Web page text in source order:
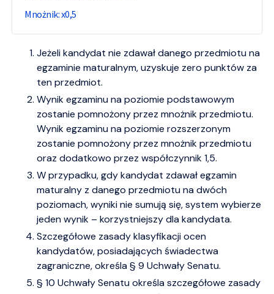
0,5
Jeżeli kandydat nie zdawał danego przedmiotu na
egzaminie maturalnym, uzyskuje zero punktów za
ten przedmiot.
Wynik egzaminu na poziomie podstawowym
zostanie pomnożony przez mnożnik przedmiotu.
Wynik egzaminu na poziomie rozszerzonym
zostanie pomnożony przez mnożnik przedmiotu
oraz dodatkowo przez współczynnik 1,5.
W przypadku, gdy kandydat zdawał egzamin
maturalny z danego przedmiotu na dwóch
poziomach, wyniki nie sumują się, system wybierze
jeden wynik – korzystniejszy dla kandydata.
Szczegółowe zasady klasyfikacji ocen
kandydatów, posiadających świadectwa
zagraniczne, określa § 9 Uchwały Senatu.
§ 10 Uchwały Senatu określa szczegółowe zasady